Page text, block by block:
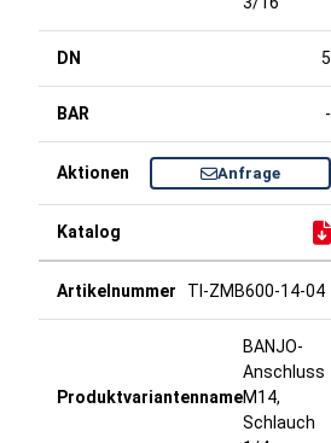
5
-
Anfrage
TI-ZMB600-14-04
BANJO-
Anschluss
M14,
Schlauch